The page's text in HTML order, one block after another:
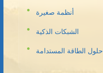
أنظمة صغيرة
الشبكات الذكية
حلول الطاقة المستدامة